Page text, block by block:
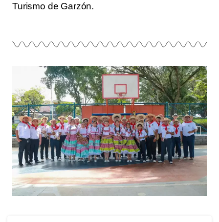
Turismo de Garzón.